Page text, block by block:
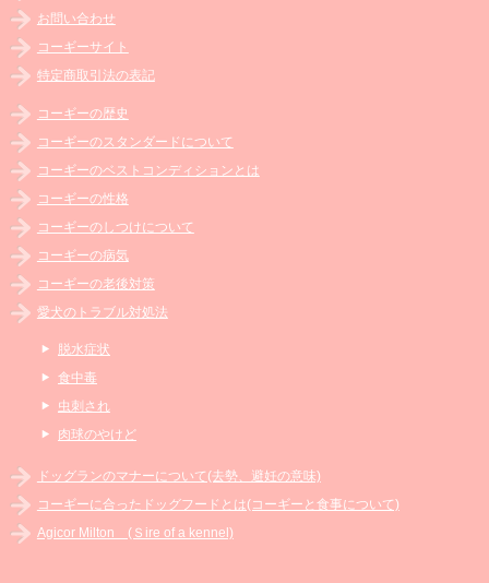
お問い合わせ
コーギーサイト
特定商取引法の表記
コーギーの歴史
コーギーのスタンダードについて
コーギーのベストコンディションとは
コーギーの性格
コーギーのしつけについて
コーギーの病気
コーギーの老後対策
愛犬のトラブル対処法
脱水症状
食中毒
虫刺され
肉球のやけど
ドッグランのマナーについて(去勢、避妊の意味)
コーギーに合ったドッグフードとは(コーギーと食事について)
Agicor Milton (Ｓire of a kennel)